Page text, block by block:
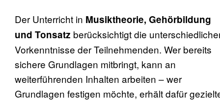
​Der Unterricht in Musiktheorie, Gehörbildung
und Tonsatz berücksichtigt die
Vorkenntnisse der Teilnehmenden. Wer bereits
sichere Grundlagen mitbringt, kann an
weiterführenden Inhalten arbeiten – wer
Grundlagen festigen möchte, erhält dafür